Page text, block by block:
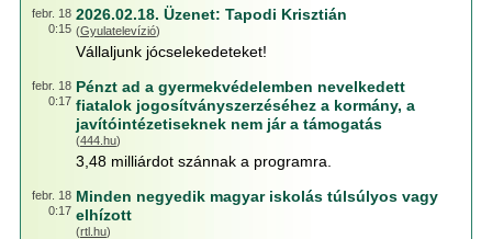
febr. 18
0:15
2026.02.18. Üzenet: Tapodi Krisztián
(Gyulatelevízió)
Vállaljunk jócselekedeteket!
febr. 18
0:17
Pénzt ad a gyermekvédelemben nevelkedett
fiatalok jogosítványszerzéséhez a kormány, a
javítóintézetiseknek nem jár a támogatás
(444.hu)
3,48 milliárdot szánnak a programra.
febr. 18
0:17
Minden negyedik magyar iskolás túlsúlyos vagy
elhízott
(rtl.hu)